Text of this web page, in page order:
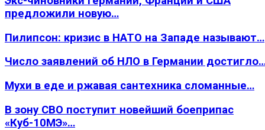
предложили новую…
Пилипсон: кризис в НАТО на Западе называют…
Число заявлений об НЛО в Германии
Мухи в еде и ржавая сантехника сломанные…
В зону СВО поступит новейший боеприпас
«Куб-10МЭ»…